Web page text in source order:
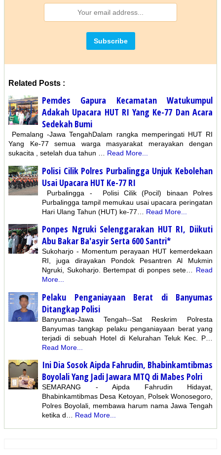
Related Posts :
Pemdes Gapura Kecamatan Watukumpul
Adakah Upacara HUT RI Yang Ke-77 Dan Acara
Sedekah Bumi
Pemalang -Jawa TengahDalam rangka memperingati HUT RI
Yang Ke-77 semua warga masyarakat merayakan dengan
sukacita , setelah dua tahun …
Read More...
Polisi Cilik Polres Purbalingga Unjuk Kebolehan
Usai Upacara HUT Ke-77 RI
Purbalingga - Polisi Cilik (Pocil) binaan Polres
Purbalingga tampil memukau usai upacara peringatan
Hari Ulang Tahun (HUT) ke-77…
Read More...
Ponpes Ngruki Selenggarakan HUT RI, Diikuti
Abu Bakar Ba'asyir Serta 600 Santri*
Sukoharjo - Momentum perayaan HUT kemerdekaan
RI, juga dirayakan Pondok Pesantren Al Mukmin
Ngruki, Sukoharjo. Bertempat di ponpes sete…
Read
More...
Pelaku Penganiayaan Berat di Banyumas
Ditangkap Polisi
Banyumas-Jawa Tengah--Sat Reskrim Polresta
Banyumas tangkap pelaku penganiayaan berat yang
terjadi di sebuah Hotel di Kelurahan Teluk Kec. P…
Read More...
Ini Dia Sosok Aipda Fahrudin, Bhabinkamtibmas
Boyolali Yang Jadi Jawara MTQ di Mabes Polri
SEMARANG - Aipda Fahrudin Hidayat,
Bhabinkamtibmas Desa Ketoyan, Polsek Wonosegoro,
Polres Boyolali, membawa harum nama Jawa Tengah
ketika d…
Read More...